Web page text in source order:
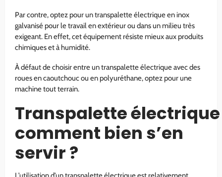
Par contre, optez pour un transpalette électrique en inox
galvanisé pour le travail en extérieur ou dans un milieu très
exigeant. En effet, cet équipement résiste mieux aux produits
chimiques et à humidité.
À défaut de choisir entre un transpalette électrique avec des
roues en caoutchouc ou en polyuréthane, optez pour une
machine tout terrain.
Transpalette électrique
comment bien s’en
servir ?